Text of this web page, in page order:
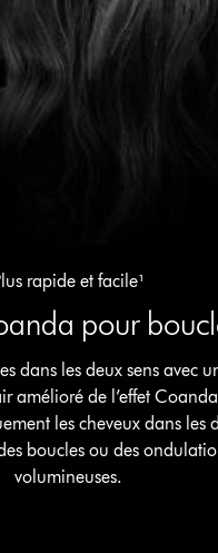
rapide et facile¹
pour
dans les deux sens avec
amélioré de l’effet
les cheveux dans les
boucles ou des
volumineuses.